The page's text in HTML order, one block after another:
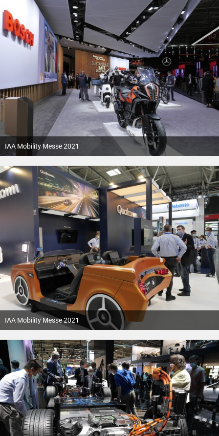
IAA Mobility Messe 2021
12. Oktober 2021
IAA Mobility Messe 2021
12. Oktober 2021